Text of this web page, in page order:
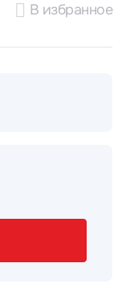
В избранное